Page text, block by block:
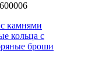
камнями
кольца с
броши